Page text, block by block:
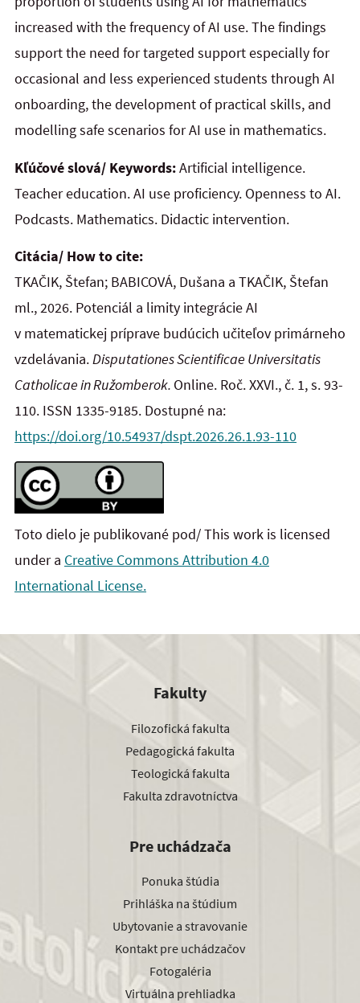
increased with the frequency of AI use. The findings
support the need for targeted support especially for
occasional and less experienced students through AI
onboarding, the development of practical skills, and
modelling safe scenarios for AI use in mathematics.
Kľúčové slová/ Keywords:Artificial intelligence.
Teacher education. AI use proficiency. Openness to AI.
Podcasts. Mathematics. Didactic intervention.
Citácia/ How to cite:
TKAČIK, Štefan; BABICOVÁ, Dušana a TKAČIK, Štefan
ml., 2026. Potenciál a limity integrácie AI
v matematickej príprave budúcich učiteľov primárneho
vzdelávania.Disputationes Scientificae Universitatis
Catholicae inRužomberok. Online. Roč. XXVI., č. 1, s. 93-
110. ISSN 1335-9185. Dostupné na:
https://doi.org/10.54937/dspt.2026.26.1.93-110
Toto dielo je publikované pod/ This work is licensed
under a Creative Commons Attribution 4.0
International License.
Fakulty
Filozofická fakulta
Pedagogická fakulta
Teologická fakulta
Fakulta zdravotníctva
Pre uchádzača
Ponuka štúdia
Prihláška na štúdium
Ubytovanie a stravovanie
Kontakt pre uchádzačov
Fotogaléria
Virtuálna prehliadka